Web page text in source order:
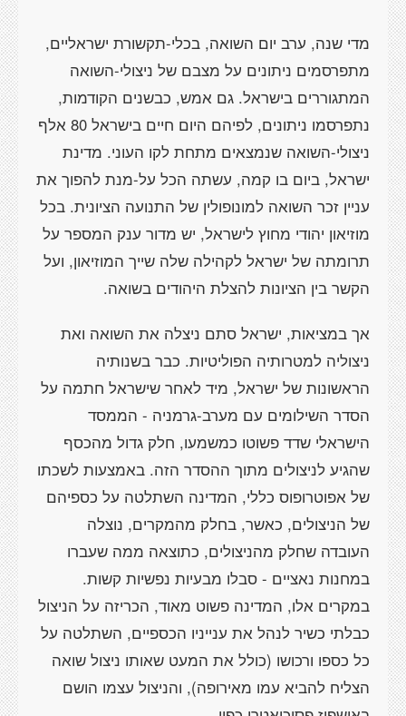
מדי שנה, ערב יום השואה, בכלי-תקשורת ישראליים,
מתפרסמים ניתונים על מצבם של ניצולי-השואה
המתגוררים בישראל. גם אמש, כבשנים הקודמות,
נתפרסמו ניתונים, לפיהם היום חיים בישראל 80 אלף
ניצולי-השואה שנמצאים מתחת לקו העוני. מדינת
ישראל, ביום בו קמה, עשתה הכל על-מנת להפוך את
עניין זכר השואה למונופולין של התנועה הציונית. בכל
מוזיאון יהודי מחוץ לישראל, יש מדור ענק המספר על
תרומתה של ישראל לקהילה שלה שייך המוזיאון, ועל
הקשר בין הציונות להצלת היהודים בשואה.
אך במציאות, ישראל סתם ניצלה את השואה ואת
ניצוליה למטרותיה הפוליטיות. כבר בשנותיה
הראשונות של ישראל, מיד לאחר שישראל חתמה על
הסדר השילומים עם מערב-גרמניה - הממסד
הישראלי שדד פשוטו כמשמעו, חלק גדול מהכסף
שהגיע לניצולים מתוך ההסדר הזה. באמצעות לשכתו
של אפוטרופוס כללי, המדינה השתלטה על כספיהם
של הניצולים, כאשר, בחלק מהמקרים, נוצלה
העובדה שחלק מהניצולים, כתוצאה ממה שעברו
במחנות נאציים - סבלו מבעיות נפשיות קשות.
במקרים אלו, המדינה פשוט מאוד, הכריזה על הניצול
כבלתי כשיר לנהל את ענייניו הכספיים, השתלטה על
כל כספו ורכושו (כולל את המעט שאותו ניצול שואה
הצליח להביא עמו מאירופה), והניצול עצמו הושם